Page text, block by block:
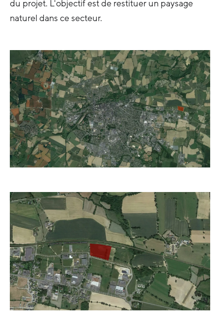
du projet. L'objectif est de restituer un paysage
naturel dans ce secteur.